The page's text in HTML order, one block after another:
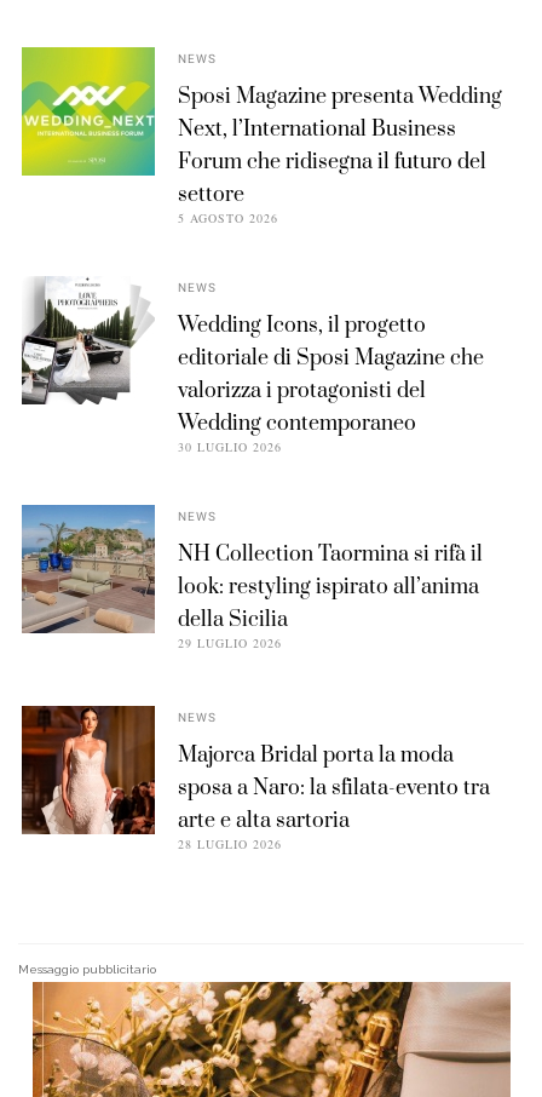
NEWS
Sposi Magazine presenta Wedding
Next, l’International Business
Forum che ridisegna il futuro del
settore
5 AGOSTO 2026
NEWS
Wedding Icons, il progetto
editoriale di Sposi Magazine che
valorizza i protagonisti del
Wedding contemporaneo
30 LUGLIO 2026
NEWS
NH Collection Taormina si rifà il
look: restyling ispirato all’anima
della Sicilia
29 LUGLIO 2026
NEWS
Majorca Bridal porta la moda
sposa a Naro: la sfilata-evento tra
arte e alta sartoria
28 LUGLIO 2026
Messaggio pubblicitario